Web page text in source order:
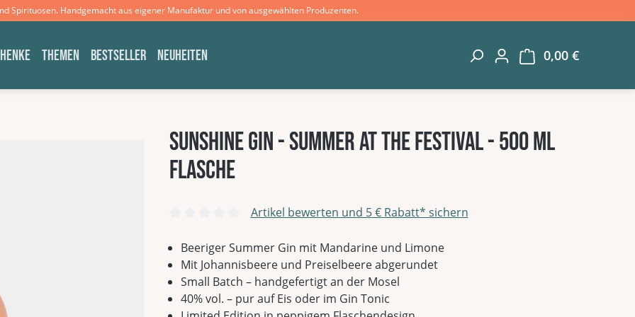
Spirituosen. Handgemacht aus eigener Manufaktur und von ausgewählten Produzenten.
THEMEN BESTSELLER NEUHEITEN 0,00 €
Sunshine Gin - Summer at the Festival - 500 ml
Flasche
Artikel bewerten und 5 € Rabatt* sichern
Beeriger Summer Gin mit Mandarine und Limone
Mit Johannisbeere und Preiselbeere abgerundet
Small Batch – handgefertigt an der Mosel
40% vol. – pur auf Eis oder im Gin Tonic